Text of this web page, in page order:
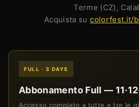
Terme (CZ),
Acquista sucolorfest.it/
FULL · 3 DAYS
Abbonamento Full —
Accesso completo a tutte e tre le